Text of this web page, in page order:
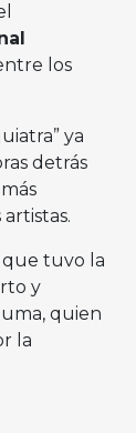
los
ya
detrás
que tuvo la
y
quien
la